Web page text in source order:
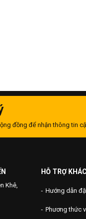
đồng để nhận thông tin
Khê,
HỖ TRỢ
Hướng dẫn
Phương thức